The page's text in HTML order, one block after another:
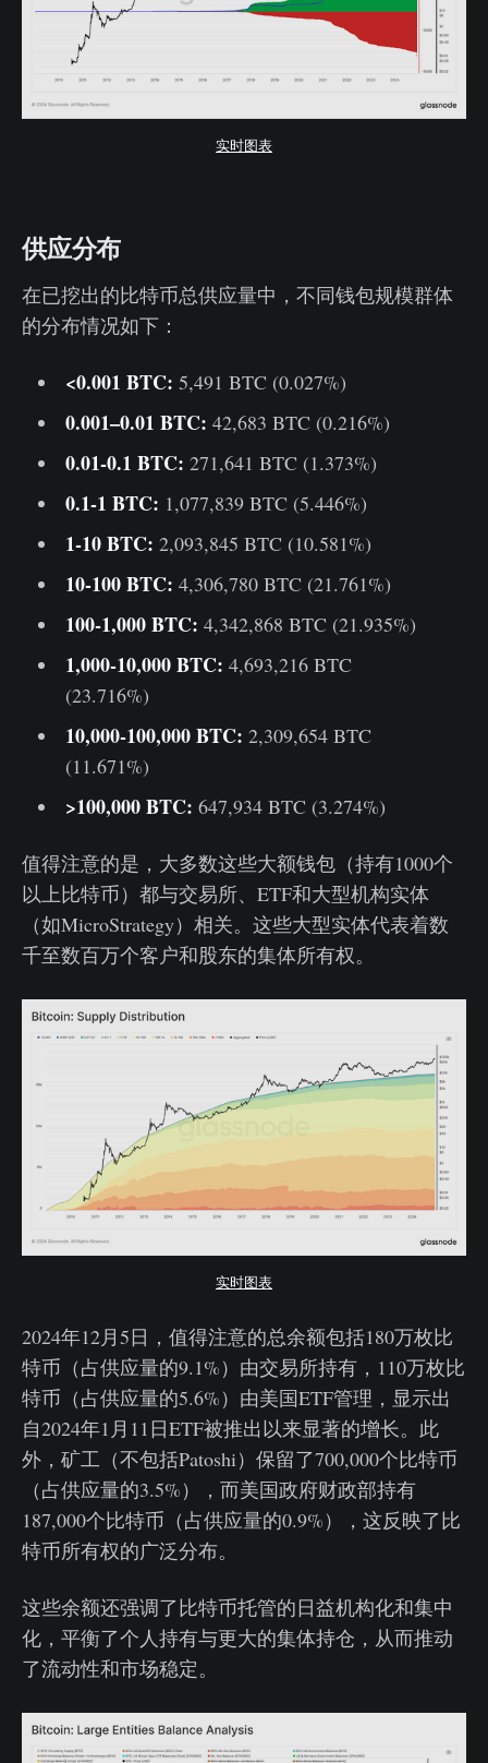
实时图表
供应分布
在已挖出的比特币总供应量中，不同钱包规模群体
的分布情况如下：
<0.001 BTC: 5,491 BTC (0.027%)
0.001–0.01 BTC: 42,683 BTC (0.216%)
0.01-0.1 BTC: 271,641 BTC (1.373%)
0.1-1 BTC: 1,077,839 BTC (5.446%)
1-10 BTC: 2,093,845 BTC (10.581%)
10-100 BTC: 4,306,780 BTC (21.761%)
100-1,000 BTC: 4,342,868 BTC (21.935%)
1,000-10,000 BTC: 4,693,216 BTC
(23.716%)
10,000-100,000 BTC: 2,309,654 BTC
(11.671%)
>100,000 BTC: 647,934 BTC (3.274%)
值得注意的是，大多数这些大额钱包（持有1000个
以上比特币）都与交易所、ETF和大型机构实体
（如MicroStrategy）相关。这些大型实体代表着数
千至数百万个客户和股东的集体所有权。
实时图表
2024年12月5日，值得注意的总余额包括180万枚比
特币（占供应量的9.1%）由交易所持有，110万枚比
特币（占供应量的5.6%）由美国ETF管理，显示出
自2024年1月11日ETF被推出以来显著的增长。此
外，矿工（不包括Patoshi）保留了700,000个比特币
（占供应量的3.5%），而美国政府财政部持有
187,000个比特币（占供应量的0.9%），这反映了比
特币所有权的广泛分布。
这些余额还强调了比特币托管的日益机构化和集中
化，平衡了个人持有与更大的集体持仓，从而推动
了流动性和市场稳定。